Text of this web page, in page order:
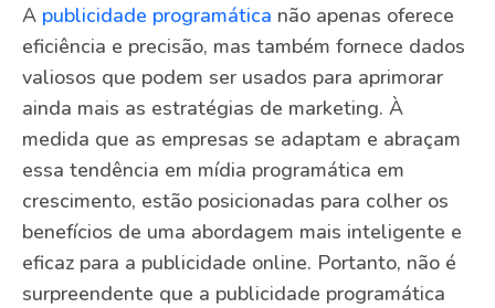
A publicidade programática não apenas oferece
eficiência e precisão, mas também fornece dados
valiosos que podem ser usados para aprimorar
ainda mais as estratégias de marketing. À
medida que as empresas se adaptam e abraçam
essa tendência em mídia programática em
crescimento, estão posicionadas para colher os
benefícios de uma abordagem mais inteligente e
eficaz para a publicidade online. Portanto, não é
surpreendente que a publicidade programática